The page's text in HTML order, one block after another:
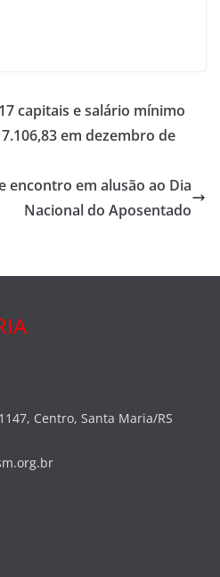
capitais e salário mínimo
em dezembro de
encontro em alusão ao Dia
Nacional do Aposentado
Centro, Santa Maria/RS